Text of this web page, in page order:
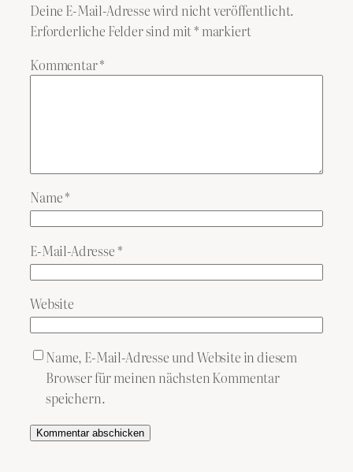
Deine E-Mail-Adresse wird nicht veröffentlicht.
Erforderliche Felder sind mit* markiert
Kommentar*
Name*
E-Mail-Adresse *
Website
Name, E-Mail-Adresse und Website in diesem
Browser für meinen nächsten Kommentar
speichern.